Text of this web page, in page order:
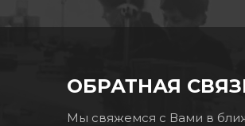
Мы свяжемся с Вами в
ОБРАТНАЯ